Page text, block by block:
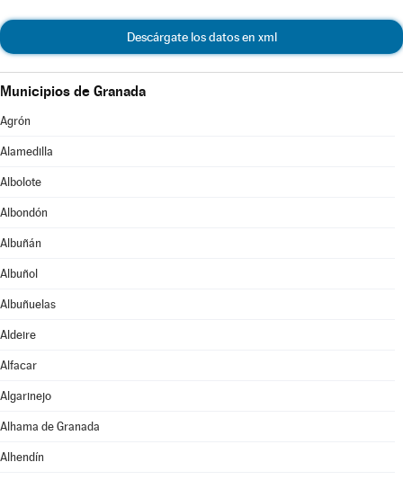
Descárgate los datos en xml
Municipios de Granada
Agrón
Alamedilla
Albolote
Albondón
Albuñán
Albuñol
Albuñuelas
Aldeire
Alfacar
Algarinejo
Alhama de Granada
Alhendín